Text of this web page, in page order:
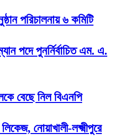
পরিচালনায় ৬ কমিটি
পদে পুনর্নির্বাচিত এম. এ.
বেছে নিল বিএনপি
নোয়াখালী-লক্ষ্মীপুরে